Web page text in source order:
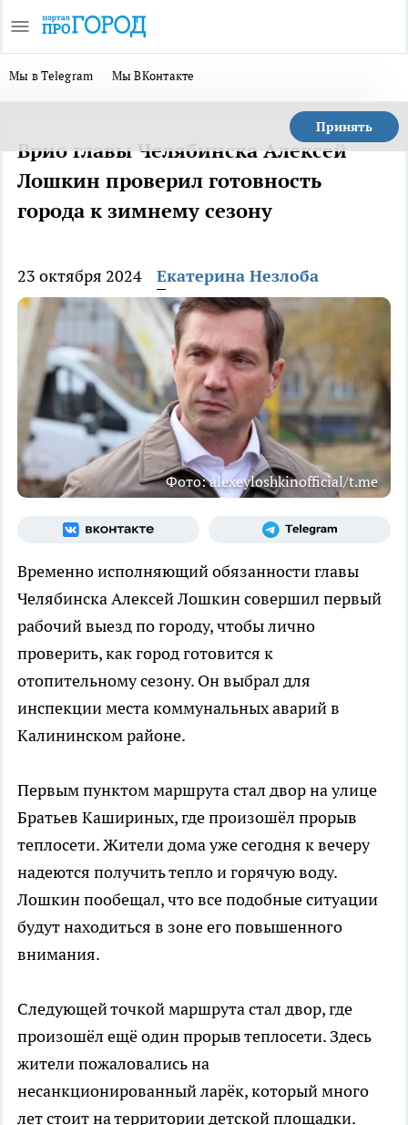
Мы в Telegram Мы ВКонтакте
Принять
Врио главы Челябинска Алексей
Лошкин проверил готовность
города к зимнему сезону
23 октября 2024 Екатерина Незлоба
Фото: alexeyloshkinofficial/t.me
Временно исполняющий обязанности главы
Челябинска Алексей Лошкин совершил первый
рабочий выезд по городу, чтобы лично
проверить, как город готовится к
отопительному сезону. Он выбрал для
инспекции места коммунальных аварий в
Калининском районе.
Первым пунктом маршрута стал двор на улице
Братьев Кашириных, где произошёл прорыв
теплосети. Жители дома уже сегодня к вечеру
надеются получить тепло и горячую воду.
Лошкин пообещал, что все подобные ситуации
будут находиться в зоне его повышенного
внимания.
Следующей точкой маршрута стал двор, где
произошёл ещё один прорыв теплосети. Здесь
жители пожаловались на
несанкционированный ларёк, который много
лет стоит на территории детской площадки.